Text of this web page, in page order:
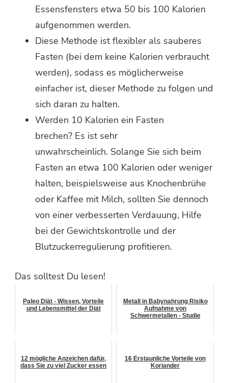
Essensfensters etwa 50 bis 100 Kalorien
aufgenommen werden.
Diese Methode ist flexibler als sauberes
Fasten (bei dem keine Kalorien verbraucht
werden), sodass es möglicherweise
einfacher ist, dieser Methode zu folgen und
sich daran zu halten.
Werden 10 Kalorien ein Fasten
brechen? Es ist sehr
unwahrscheinlich. Solange Sie sich beim
Fasten an etwa 100 Kalorien oder weniger
halten, beispielsweise aus Knochenbrühe
oder Kaffee mit Milch, sollten Sie dennoch
von einer verbesserten Verdauung, Hilfe
bei der Gewichtskontrolle und der
Blutzuckerregulierung profitieren.
Das solltest Du lesen!
Paleo Diät - Wissen, Vorteile
und Lebensmittel der Diät
Metall in Babynahrung Risiko
Aufnahme von
Schwermetallen - Studie
12 mögliche Anzeichen dafür,
dass Sie zu viel Zucker essen
16 Erstaunliche Vorteile von
Koriander